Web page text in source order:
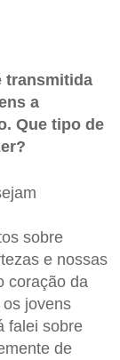
transmitida
a
Que tipo de
sobre
e nossas
coração da
jovens
falei sobre
de